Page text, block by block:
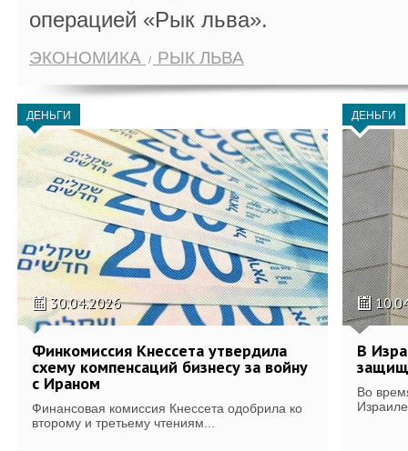
операцией «Рык льва».
ЭКОНОМИКА РЫК ЛЬВА
ДЕНЬГИ
30.04.2026
Финкомиссия Кнессета утвердила
схему компенсаций бизнесу за войну
с Ираном
Финансовая комиссия Кнессета одобрила ко
второму и третьему чтениям...
ДЕНЬГИ
В
Во